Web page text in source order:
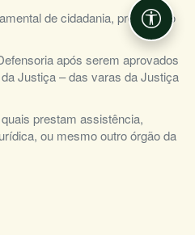
de cidadania, prevista no
após serem aprovados
Justiça – das varas da Justiça
prestam assistência,
ou mesmo outro órgão da